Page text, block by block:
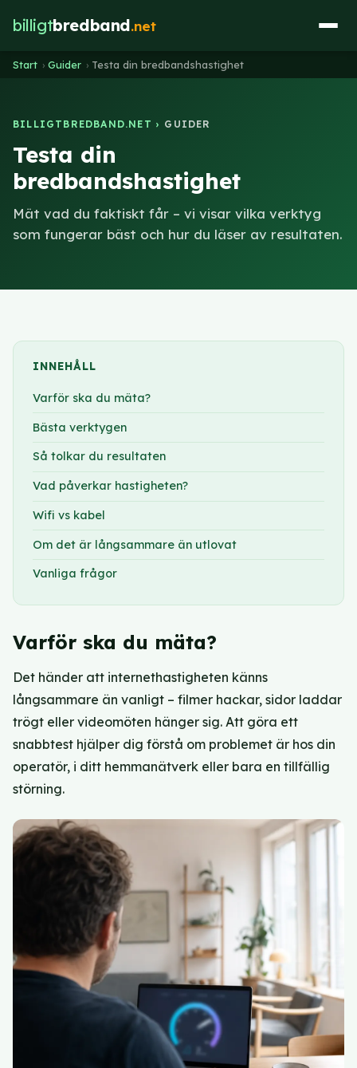
billigtbredband.net
Start › Guider › Testa din bredbandshastighet
BILLIGTBREDBAND.NET › GUIDER
Testa din
bredbandshastighet
Mät vad du faktiskt får – vi visar vilka verktyg
som fungerar bäst och hur du läser av resultaten.
INNEHÅLL
Varför ska du mäta?
Bästa verktygen
Så tolkar du resultaten
Vad påverkar hastigheten?
Wifi vs kabel
Om det är långsammare än utlovat
Vanliga frågor
Varför ska du mäta?
Det händer att internethastigheten känns
långsammare än vanligt – filmer hackar, sidor laddar
trögt eller videomöten hänger sig. Att göra ett
snabbtest hjälper dig förstå om problemet är hos din
operatör, i ditt hemmanätverk eller bara en tillfällig
störning.